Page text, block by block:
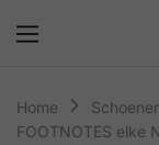
Home
FOOTNOTES elke